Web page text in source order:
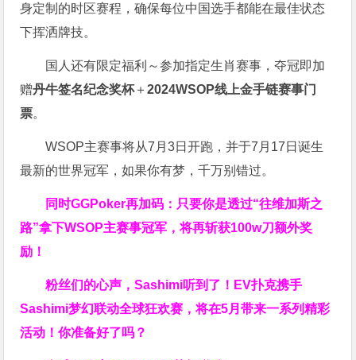
身定制的时区赛程，确保每位中国选手都能在最佳状态
下挥洒牌技。
国人还有限定福利～参加指定生肖赛事，夺冠即加
赠丹牛签名纪念奖杯＋2024WSOP线上金手链赛事门
票。
WSOP主赛事将从7月3日开跑，并于7月17日诞生
最新的世界冠军，如果你有梦，千万别错过。
同时GGPoker再加码：只要你是透过“往维加斯之
路”拿下WSOP主赛事冠军，将再斩获100w刀额外奖
励！
粉丝们的心声，Sashimi听到了！EV扑克携手
Sashimi梦幻联动全球狂欢赛，将在5月带来一系列精彩
活动！你准备好了吗？